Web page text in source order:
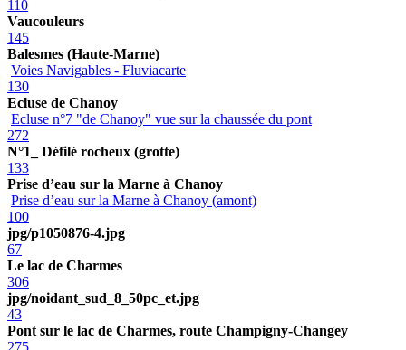
110
Vaucouleurs
145
Balesmes (Haute-Marne)
Voies Navigables - Fluviacarte
130
Ecluse de Chanoy
Ecluse n°7 "de Chanoy" vue sur la chaussée du pont
272
N°1_ Défilé rocheux (grotte)
133
Prise d’eau sur la Marne à Chanoy
Prise d’eau sur la Marne à Chanoy (amont)
100
jpg/p1050876-4.jpg
67
Le lac de Charmes
306
jpg/noidant_sud_8_50pc_et.jpg
43
Pont sur le lac de Charmes, route Champigny-Changey
275